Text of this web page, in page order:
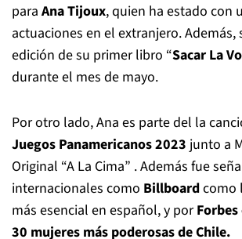
para Ana Tijoux, quien ha estado con
actuaciones en el extranjero. Además,
edición de su primer libro “Sacar La
durante el mes de mayo.
Por otro lado, Ana es parte del la
Juegos Panamericanos 2023 junto a
Original “A La Cima” . Además fue
internacionales como Billboardcomo
más esencial en español, y por
30 mujeres más poderosas de Chile.